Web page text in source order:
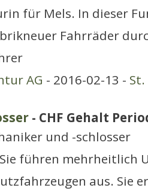
für Mels. In dieser
Fahrräder
AG - 2016-02-13 -
- CHF Gehalt
und -schlosser
führen mehrheitlich
aus. Sie